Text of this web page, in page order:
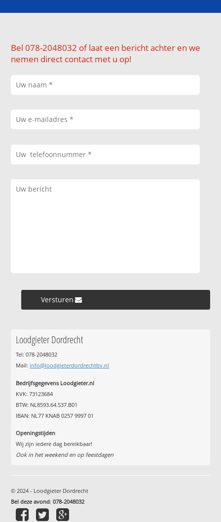
Bel 078-2048032 of laat een bericht achter en we
nemen direct contact met u op!
Versturen »
Loodgieter Dordrecht
Tel: 078-2048032
Mail: info@loodgieterdordrechtbv.nl
Bedrijfsgegevens Loodgieter.nl
KVK: 73123684
BTW: NL8593.64.537.B01
IBAN: NL77 KNAB 0257 9997 01
Openingstijden
Wij zijn iedere dag bereikbaar!
Ook in het weekend en op feestdagen
© 2024 - Loodgieter Dordrecht
Bel deze avond:078-2048032